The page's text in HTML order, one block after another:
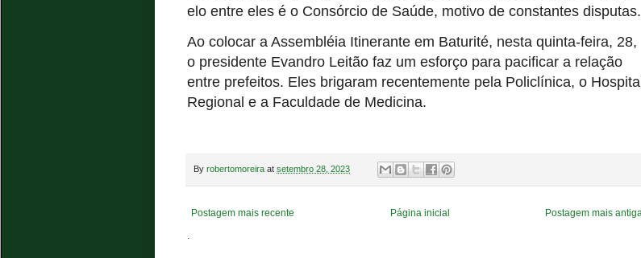
elo entre eles é o Consórcio de Saúde, motivo de constantes disputas.
Ao colocar a Assembléia Itinerante em Baturité, nesta quinta-feira, 28,
o presidente Evandro Leitão faz um esforço para pacificar a relação
entre prefeitos. Eles brigaram recentemente pela Policlínica, o
Regional e a Faculdade de Medicina.
By robertomoreira at setembro 28, 2023
Postagem mais recente Postagem mais
Página inicial
.